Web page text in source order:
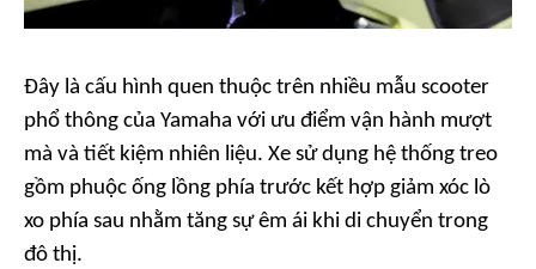
Đây là cấu hình quen thuộc trên nhiều mẫu scooter
phổ thông của Yamaha với ưu điểm vận hành mượt
mà và tiết kiệm nhiên liệu. Xe sử dụng hệ thống treo
gồm phuộc ống lồng phía trước kết hợp giảm xóc lò
xo phía sau nhằm tăng sự êm ái khi di chuyển trong
đô thị.